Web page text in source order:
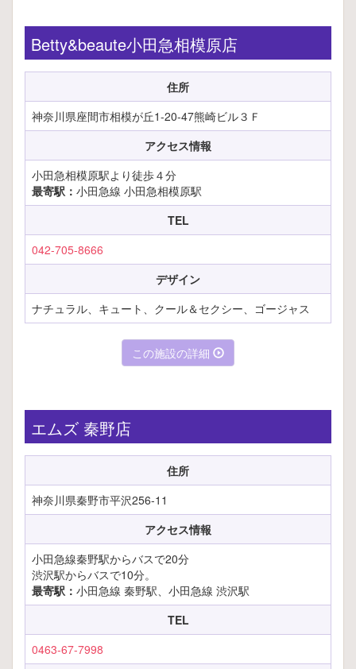
Betty&beaute小田急相模原店
住所
神奈川県座間市相模が丘1-20-47熊崎ビル３Ｆ
アクセス情報
小田急相模原駅より徒歩４分
最寄駅： 小田急線 小田急相模原駅
TEL
042-705-8666
デザイン
ナチュラル、キュート、クール＆セクシー、ゴージャス
この施設の詳細
エムズ 秦野店
住所
神奈川県秦野市平沢256-11
アクセス情報
小田急線秦野駅からバスで20分
渋沢駅からバスで10分。
最寄駅： 小田急線 秦野駅、小田急線 渋沢駅
TEL
0463-67-7998